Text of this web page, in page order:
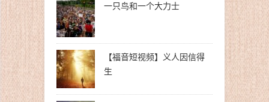
一只鸟和一个大力士
【福音短视频】义人因信得
生